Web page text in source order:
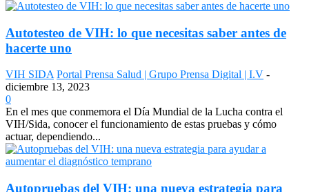
Autotesteo de VIH: lo que necesitas saber antes de
hacerte uno
VIH SIDA Portal Prensa Salud | Grupo Prensa Digital | I.V -
diciembre 13, 2023
0
En el mes que conmemora el Día Mundial de la Lucha contra el
VIH/Sida, conocer el funcionamiento de estas pruebas y cómo
actuar, dependiendo...
Autopruebas del VIH: una nueva estrategia para